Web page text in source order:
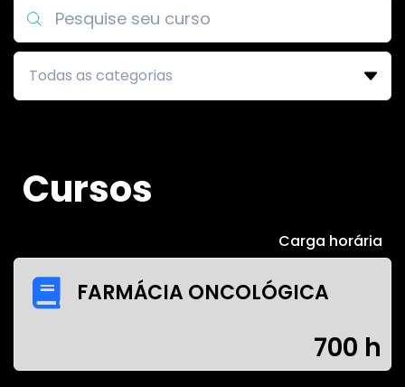
Cursos
Carga horária
FARMÁCIA ONCOLÓGICA
700 h